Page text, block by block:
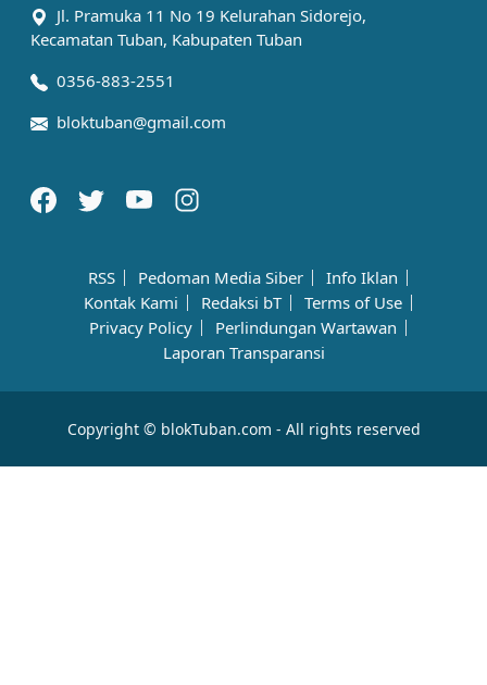
Jl. Pramuka 11 No 19 Kelurahan Sidorejo,
Kecamatan Tuban, Kabupaten Tuban
0356-883-2551
bloktuban@gmail.com
RSS Pedoman Media Siber
Info Iklan
Kontak Kami
Redaksi bT
Terms of Use
Privacy Policy
Perlindungan Wartawan
Laporan Transparansi
Copyright © blokTuban.com - All rights reserved